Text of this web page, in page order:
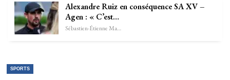
Alexandre Ruiz en conséquence SA XV –
Agen : « C’est…
Sébastien-Étienne Marechal
SPORTS